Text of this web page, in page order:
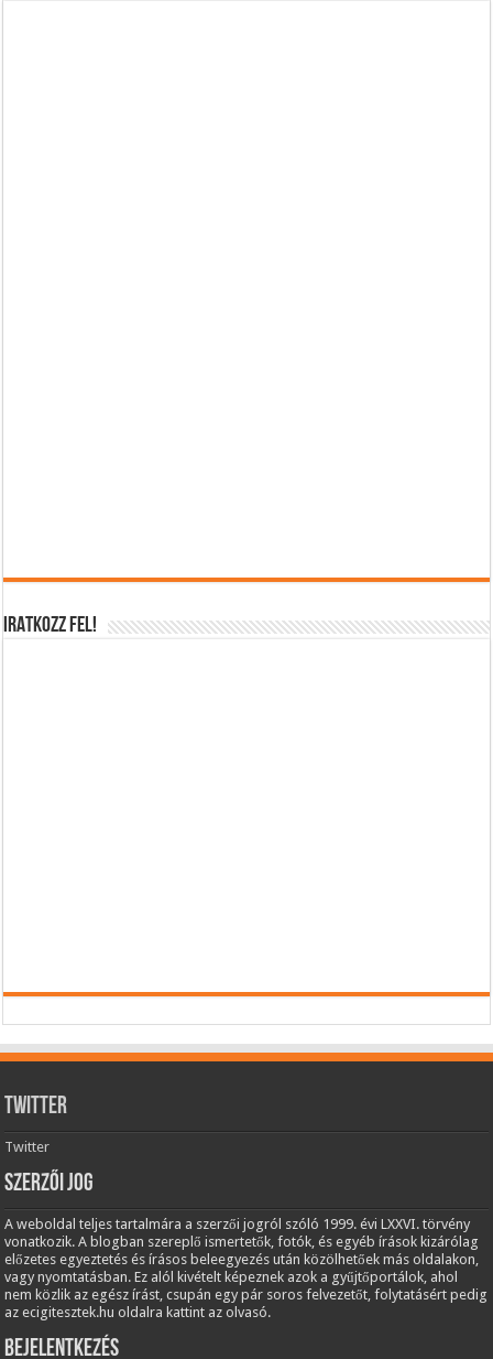
IRATKOZZ FEL!
Twitter
Twitter
Szerzői jog
A weboldal teljes tartalmára a szerzői jogról szóló 1999. évi LXXVI. törvény
vonatkozik. A blogban szereplő ismertetők, fotók, és egyéb írások kizárólag
előzetes egyeztetés és írásos beleegyezés után közölhetőek más oldalakon,
vagy nyomtatásban. Ez alól kivételt képeznek azok a gyűjtőportálok, ahol
nem közlik az egész írást, csupán egy pár soros felvezetőt, folytatásért pedig
az ecigitesztek.hu oldalra kattint az olvasó.
Bejelentkezés